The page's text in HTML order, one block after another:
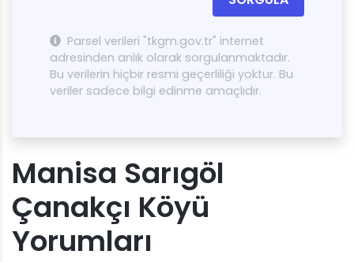
Parsel verileri "tkgm.gov.tr" internet
adresinden anlık olarak sorgulanmaktadır.
Bu verilerin hiçbir resmi geçerliliği yoktur. Bu
veriler sadece bilgi edinme amaçlıdır.
Manisa Sarıgöl
Çanakçı Köyü
Yorumları